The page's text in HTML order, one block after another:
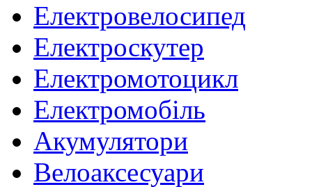
Електровелосипед
Електроскутер
Електромотоцикл
Електромобіль
Акумулятори
Велоаксесуари